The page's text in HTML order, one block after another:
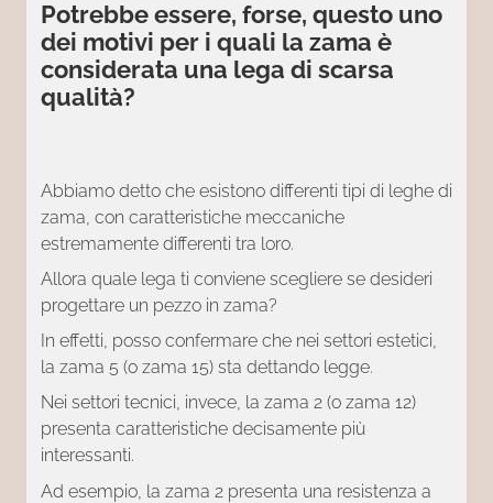
Potrebbe essere, forse, questo uno
dei motivi per i quali la zama è
considerata una lega di scarsa
qualità?
Abbiamo detto che esistono differenti tipi di leghe di
zama, con caratteristiche meccaniche
estremamente differenti tra loro.
Allora quale lega ti conviene scegliere se desideri
progettare un pezzo in zama?
In effetti, posso confermare che nei settori estetici,
la zama 5 (o zama 15) sta dettando legge.
Nei settori tecnici, invece, la zama 2 (o zama 12)
presenta caratteristiche decisamente più
interessanti.
Ad esempio, la zama 2 presenta una resistenza a